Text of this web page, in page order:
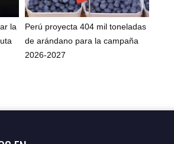
la
Perú proyecta 404 mil toneladas
de arándano para la campaña
2026-2027